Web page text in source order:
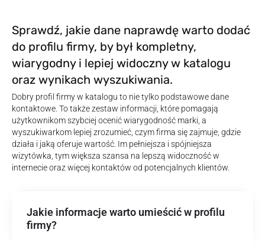
Sprawdź, jakie dane naprawdę warto dodać
do profilu firmy, by był kompletny,
wiarygodny i lepiej widoczny w katalogu
oraz wynikach wyszukiwania.
Dobry profil firmy w katalogu to nie tylko podstawowe dane
kontaktowe. To także zestaw informacji, które pomagają
użytkownikom szybciej ocenić wiarygodność marki, a
wyszukiwarkom lepiej zrozumieć, czym firma się zajmuje, gdzie
działa i jaką oferuje wartość. Im pełniejsza i spójniejsza
wizytówka, tym większa szansa na lepszą widoczność w
internecie oraz więcej kontaktów od potencjalnych klientów.
Jakie informacje warto umieścić w profilu
firmy?